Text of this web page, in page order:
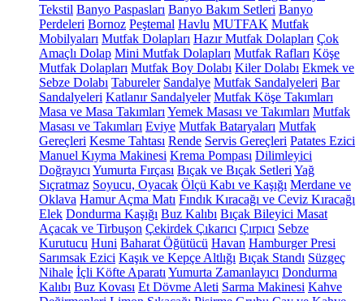
Tekstil Banyo Paspasları Banyo Bakım Setleri Banyo
Perdeleri Bornoz Peştemal Havlu MUTFAK Mutfak
Mobilyaları Mutfak Dolapları Hazır Mutfak Dolapları Çok
Amaçlı Dolap Mini Mutfak Dolapları Mutfak Rafları Köşe
Mutfak Dolapları Mutfak Boy Dolabı Kiler Dolabı Ekmek ve
Sebze Dolabı Tabureler Sandalye Mutfak Sandalyeleri Bar
Sandalyeleri Katlanır Sandalyeler Mutfak Köşe Takımları
Masa ve Masa Takımları Yemek Masası ve Takımları Mutfak
Masası ve Takımları Eviye Mutfak Bataryaları Mutfak
Gereçleri Kesme Tahtası Rende Servis Gereçleri Patates Ezici
Manuel Kıyma Makinesi Krema Pompası Dilimleyici
Doğrayıcı Yumurta Fırçası Bıçak ve Bıçak Setleri Yağ
Sıçratmaz Soyucu, Oyacak Ölçü Kabı ve Kaşığı Merdane ve
Oklava Hamur Açma Matı Fındık Kıracağı ve Ceviz Kıracağı
Elek Dondurma Kaşığı Buz Kalıbı Bıçak Bileyici Masat
Açacak ve Tirbuşon Çekirdek Çıkarıcı Çırpıcı Sebze
Kurutucu Huni Baharat Öğütücü Havan Hamburger Presi
Sarımsak Ezici Kaşık ve Kepçe Altlığı Bıçak Standı Süzgeç
Nihale İçli Köfte Aparatı Yumurta Zamanlayıcı Dondurma
Kalıbı Buz Kovası Et Dövme Aleti Sarma Makinesi Kahve